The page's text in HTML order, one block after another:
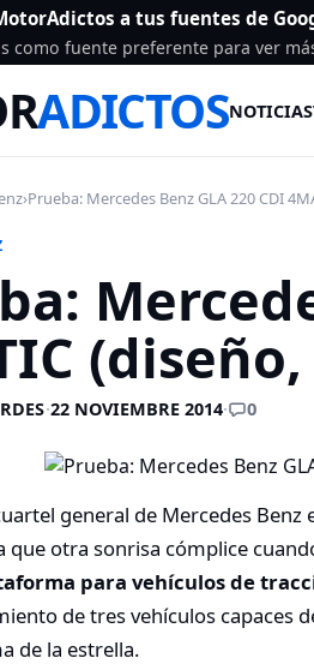
a tus fuentes de
como fuente preferente para ver
ADICTOSNOTICIAS
›Prueba: Mercedes Benz GLA 220 CDI
·22 NOVIEMBRE 2014· 0
general de Mercedes
que otra sonrisa cómplice
para vehículos de
de tres vehículos capaces
de la estrella.